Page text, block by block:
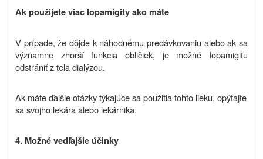
Ak použijete viac Iopamigity ako máte
V prípade, že dôjde k náhodnému predávkovaniu alebo ak sa
významne zhorší funkcia obličiek, je možné Iopamigitu
odstrániť z tela dialýzou.
Ak máte ďalšie otázky týkajúce sa použitia tohto lieku, opýtajte
sa svojho lekára alebo lekárnika.
4. Možné vedľajšie účinky